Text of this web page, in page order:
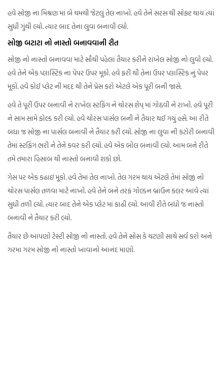
હવે સોજી ના મિશ્રણ માં બે ચમચી જેટલું તેલ નાખો. હવે તેને સરસ થી સોફ્ટ થાય ત્યાં
સુધી ગુંથી લ્યો. ત્યાર બાદ તેના લુવા બનાવી લ્યો.
સોજી બટાટા નો નાસ્તો બનાવવાની રીત
સોજી નો નાસ્તો બનાવવા માટે સૌથી પહેલાં તૈયાર કરીને રાખેલ સોજી નો લુવો લ્યો.
હવે તેને એક પ્લાસ્ટિક ના પેપર ઉપર મૂકો. હવે ફરી થી તેના ઉપર પ્લાસ્ટિક નું પેપર
મૂકો. હવે કોઈ પ્લેટ ની મદદ થી તેને પ્રેસ કરો એટલે એક પૂરી બની જાસે.
હવે તે પૂરી ઉપર બનાવી ને રાખેલ સ્ટફિંગ ને ચોરસ શેપ્ માં ગોઠવી ને રાખો. હવે પૂરી
ને સામ સામે ફોલ્ડ કરી લ્યો. હવે ચોરસ પાર્સલ બની ને તૈયાર થઈ ગયું હસે. આ રીતે
બધા જ સોજી ના પાર્સલ બનાવી ને તૈયાર કરી લ્યો. સોજી ના લુવા ની કટોરી બનાવી
તેમાં સ્ટફિંગ ભરી ને તેને કવર કરી લ્યો. હવે એક બોલ બનાવી લ્યો. આમ બને રીતે
તમે તમારા હિસાબ થી નાસ્તો બનાવી શકો છો.
ગેસ પર એક કઢાઇ મૂકો. હવે તેમાં તેલ નાખો. તેલ ગરમ થાય એટલે તેમાં સોજી નો
ચોરસ પાર્સલ તળવા માટે નાખો. હવે તેને બને તરફ ગોલ્ડન બ્રાઉન કલર આવે ત્યાં
સુધી તળી લ્યો. ત્યાર બાદ તેને એક પ્લેટ માં કાઢી લ્યો. આવી રીતે બધો જ નાસ્તો
બનાવી ને તૈયાર કરી લ્યો.
તૈયાર છે આપણો ટેસ્ટી સોજી નો નાસ્તો. હવે તેને સોસ કે ચટણી સાથે સર્વ કરો અને
ગરમા ગરમ સોજી નો નાસ્તો ખાવાનો આનંદ માણો.